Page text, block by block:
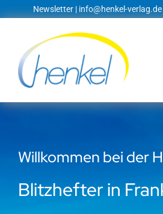
Inhalt
Newsletter | info@henkel-verlag.de
Startseite
Willkommen bei der
Blitzhefter in